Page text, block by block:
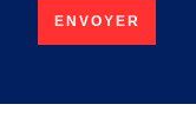
ENVOYER